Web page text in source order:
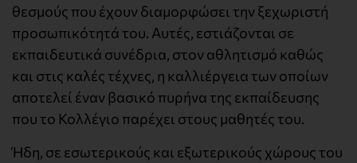
θεσμούς που έχουν διαμορφώσει την ξεχωριστή
προσωπικότητά του. Αυτές, εστιάζονται σε
εκπαιδευτικά συνέδρια, στον αθλητισμό καθώς
και στις καλές τέχνες, η καλλιέργεια των οποίων
αποτελεί έναν βασικό πυρήνα της εκπαίδευσης
που το Κολλέγιο παρέχει στους μαθητές του.
Ήδη, σε εσωτερικούς και εξωτερικούς χώρους του